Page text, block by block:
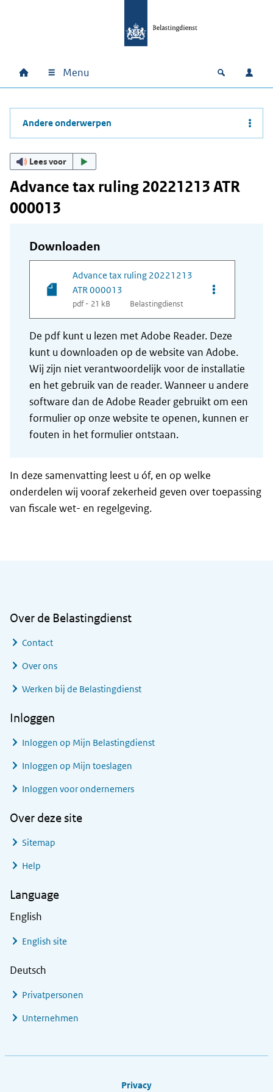
Hoofdnavigatie
Home Menu Open
Andere onderwerpen
Lees voor
Advance tax ruling 20221213 ATR
000013
Downloaden
Advance tax ruling 20221213
ATR 000013
pdf - 21 kB Belastingdienst
Opties van
De pdf kunt u lezen met Adobe Reader. Deze
kunt u downloaden op de website van Adobe.
Wij zijn niet verantwoordelijk voor de installatie
en het gebruik van de reader. Wanneer u andere
software dan de Adobe Reader gebruikt om een
formulier op onze website te openen, kunnen er
fouten in het formulier ontstaan.
In deze samenvatting leest u óf, en op welke
onderdelen wij vooraf zekerheid geven over toepassing
van fiscale wet- en regelgeving.
Over de Belastingdienst
Contact
Over ons
Werken bij de Belastingdienst
Inloggen
Inloggen op Mijn Belastingdienst
Inloggen op Mijn toeslagen
Inloggen voor ondernemers
Over deze site
Sitemap
Help
Language
English
English site
Deutsch
Privatpersonen
Unternehmen
Privacy